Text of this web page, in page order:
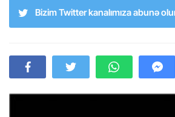
Bizim Twitter kanalımıza abunə